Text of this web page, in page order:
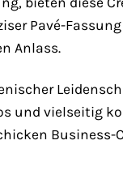
Pavé-
Anlass.
und vielseitig
Business-